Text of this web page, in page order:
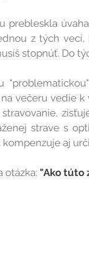
prebleskla
z tých
stopnúť. Do
večeru vedie
strave s
aj
otázka: "Ako túto